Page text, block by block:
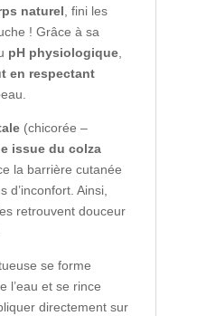
naturel , fini les
! Grâce à sa
pH physiologique,
en respectant
(chicorée –
issue du colza
la barrière cutanée
Ainsi,
retrouvent douceur
se forme
l’eau et se rince
directement sur